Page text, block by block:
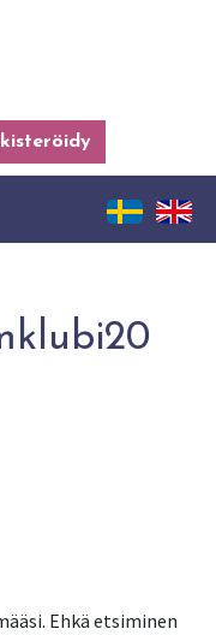
Ehkä etsiminen